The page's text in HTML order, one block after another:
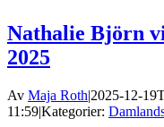
Nathalie Björn
2025
Av Maja Roth|2025-12-
11:59|Kategorier: